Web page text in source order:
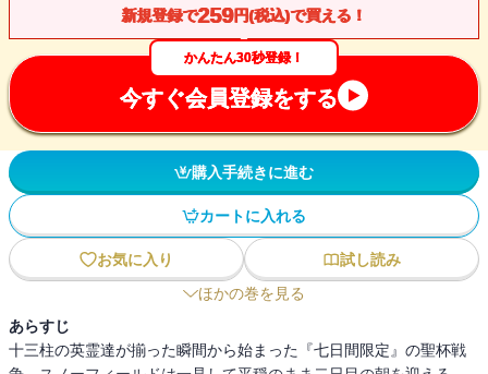
新規登録で259円(税込)で買える！
かんたん30秒登録！
今すぐ会員登録をする
購入手続きに進む
カートに入れる
お気に入り
試し読み
ほかの巻を見る
あらすじ
十三柱の英霊達が揃った瞬間から始まった『七日間限定』の聖杯戦